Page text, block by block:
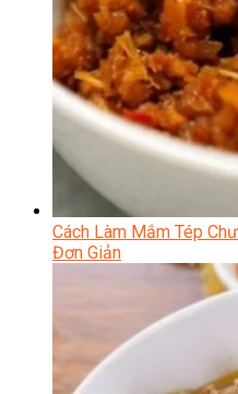
Cách Làm Mắm Tép
Đơn Giản